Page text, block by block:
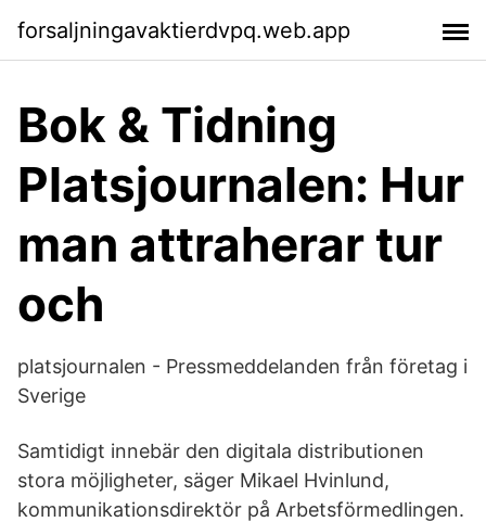
forsaljningavaktierdvpq.web.app
Bok & Tidning
Platsjournalen: Hur
man attraherar tur
och
platsjournalen - Pressmeddelanden från företag i
Sverige
Samtidigt innebär den digitala distributionen
stora möjligheter, säger Mikael Hvinlund,
kommunikationsdirektör på Arbetsförmedlingen.